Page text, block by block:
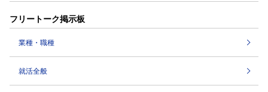
フリートーク掲示板
業種・職種
就活全般